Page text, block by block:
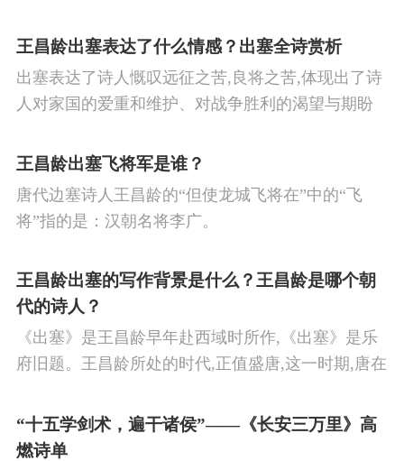
王昌龄出塞表达了什么情感？出塞全诗赏析
出塞表达了诗人慨叹远征之苦,良将之苦,体现出了诗
人对家国的爱重和维护、对战争胜利的渴望与期盼
日平息边塞战争,使国家得到安宁,让人民过上安定生
王昌龄出塞飞将军是谁？
唐代边塞诗人王昌龄的“但使龙城飞将在”中的“飞
将”指的是：汉朝名将李广。
王昌龄出塞的写作背景是什么？王昌龄是哪个朝
代的诗人？
《出塞》是王昌龄早年赴西域时所作,《出塞》是乐
府旧题。王昌龄所处的时代,正值盛唐,这一时期,唐在
的作品中,多能体现一种慷慨激昂的向上精神,和克敌
制胜的强烈自信。 同时,频繁的边塞战争,也使人民不
“十五学剑术，遍干诸侯”——《长安三万里》高
燃诗单